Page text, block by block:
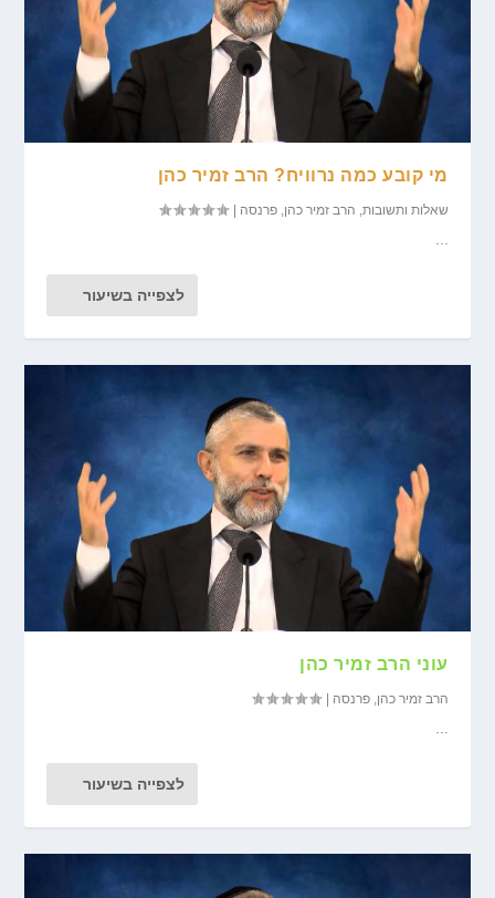
מי קובע כמה נרוויח? הרב זמיר כהן
שאלות ותשובות הרב זמיר כהן ,פרנסה |
לצפייה בשיעור
עוני הרב זמיר כהן
הרב זמיר כהן,פרנסה |
...
לצפייה בשיעור